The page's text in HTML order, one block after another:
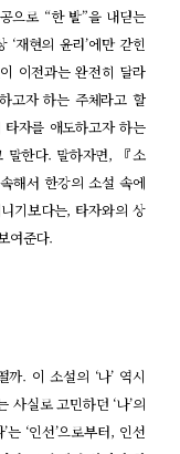
으로 “한 발”을 내딛는
재현의 윤리’에만 갇힌
이전과는 완전히 달라
고자 하는 주체라고 할
자를 애도하고자 하는
말한다. 말하자면, 『소
해서 한강의 소설 속에
기보다는, 타자와의 상
여준다.
. 이 소설의 ‘나’ 역시
사실로 고민하던 ‘나’의
‘인선’으로부터, 인선